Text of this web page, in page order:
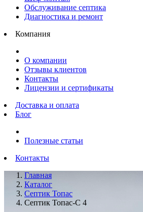
Обслуживание септика
Диагностика и ремонт
Компания
О компании
Отзывы клиентов
Контакты
Лицензии и сертификаты
Доставка и оплата
Блог
Полезные статьи
Контакты
Главная
Каталог
Септик Топас
Септик Топас-С 4